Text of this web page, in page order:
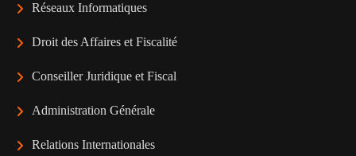
Réseaux Informatiques
Droit des Affaires et Fiscalité
Conseiller Juridique et Fiscal
Administration Générale
Relations Internationales